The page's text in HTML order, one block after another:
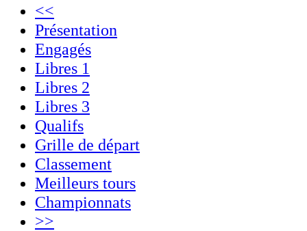
<<
Présentation
Engagés
Libres 1
Libres 2
Libres 3
Qualifs
Grille de départ
Classement
Meilleurs tours
Championnats
>>